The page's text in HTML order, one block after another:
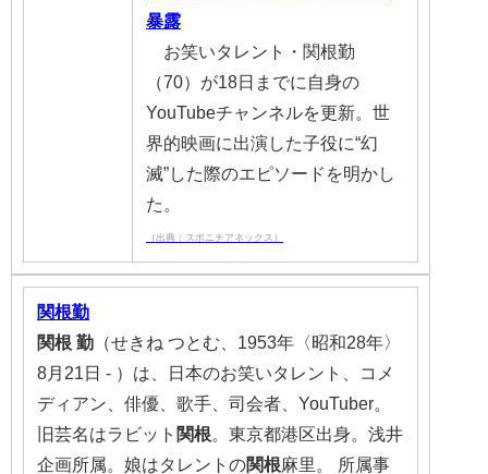
暴露
お笑いタレント・関根勤
（70）が18日までに自身の
YouTubeチャンネルを更新。世
界的映画に出演した子役に“幻
滅”した際のエピソードを明かし
た。
（出典：スポニチアネックス）
関根勤
関根 勤 （せきね つとむ、1953年〈昭和28年〉
8月21日 - ）は、日本のお笑いタレント、コメ
ディアン、俳優、歌手、司会者、YouTuber。
旧芸名はラビット 関根 。東京都港区出身。浅井
企画所属。娘はタレントの関根麻里。 所属事